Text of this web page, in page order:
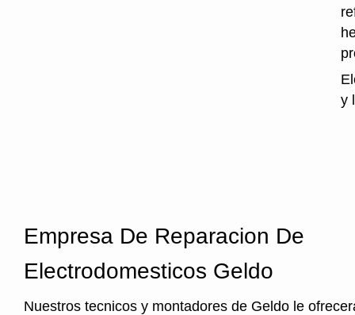
y
Empresa De Reparacion De
Electrodomesticos Geldo
Nuestros tecnicos y montadores de Geldo le